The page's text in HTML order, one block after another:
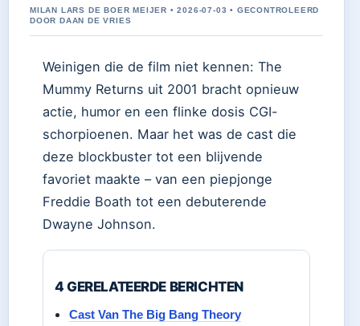
MILAN LARS DE BOER MEIJER • 2026-07-03 • GECONTROLEERD
DOOR DAAN DE VRIES
Weinigen die de film niet kennen: The
Mummy Returns uit 2001 bracht opnieuw
actie, humor en een flinke dosis CGI-
schorpioenen. Maar het was de cast die
deze blockbuster tot een blijvende
favoriet maakte – van een piepjonge
Freddie Boath tot een debuterende
Dwayne Johnson.
4 GERELATEERDE BERICHTEN
Cast Van The Big Bang Theory